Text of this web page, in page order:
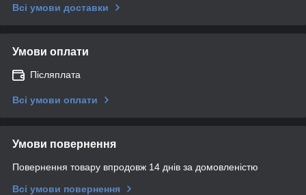
Всі умови доставки
Умови оплати
Післяплата
Всі умови оплати
Умови повернення
Повернення товару впродовж 14 днів за домовленістю
Всі умови повернення